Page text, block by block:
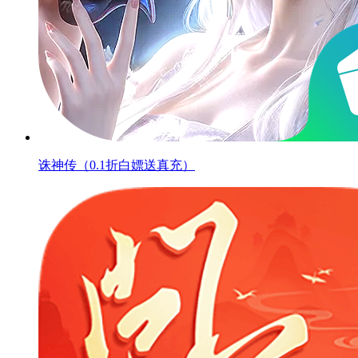
诛神传（0.1折白嫖送真充）